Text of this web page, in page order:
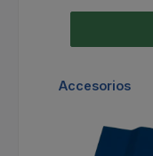
Omitir la galería
Accesorios